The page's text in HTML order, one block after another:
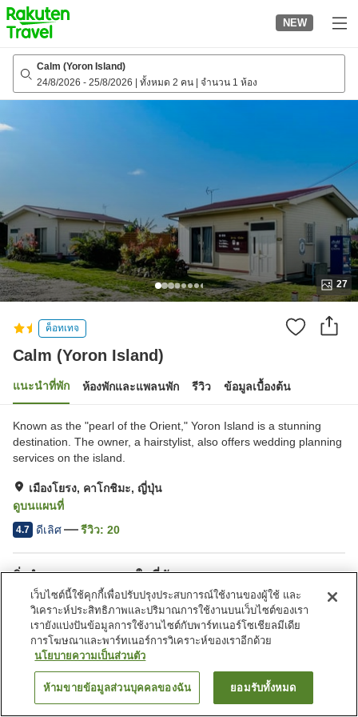
to
top
page
NEW
Calm (Yoron Island)
24/8/2026 - 25/8/2026 ทั้งหมด 2 คน จำนวน 1 ห้อง
27
ค็อทเทจ
Calm (Yoron Island)
แนะนำที่พัก ห้องพักและแพลนพัก รีวิว ข้อมูลเบื้องต้น
Known as the "pearl of the Orient," Yoron Island is a stunning
destination. The owner, a hairstylist, also offers wedding planning
services on the island.
เมืองโยรง, คาโกชิมะ, ญี่ปุ่น
ดูบนแผนที่
4.7 ดีเลิศ รีวิว: 20
สิ่งอำนวยความสะดวกในที่พัก
ที่จอดรถ ตู้จำหน่ายอัตโนมัติ
หน้าแรก ญี่ปุ่น คาโกชิมะ เมืองโยรง Calm (Yoron Island)
ค้นหาห้องพัก
เว็บไซต์นี้ใช้คุกกี้เพื่อปรับปรุงประสบการณ์ใช้งานของผู้ใช้ และ
วิเคราะห์ประสิทธิภาพและปริมาณการใช้งานบนเว็บไซต์ของเรา
เรายังแบ่งปันข้อมูลการใช้งานไซต์กับพาร์ทเนอร์โซเชียลมีเดีย
การโฆษณาและพาร์ทเนอร์การวิเคราะห์ของเราอีกด้วย
นโยบายความเป็นส่วนตัว
ห้ามขายข้อมูลส่วนบุคคลของฉัน ยอมรับทั้งหมด